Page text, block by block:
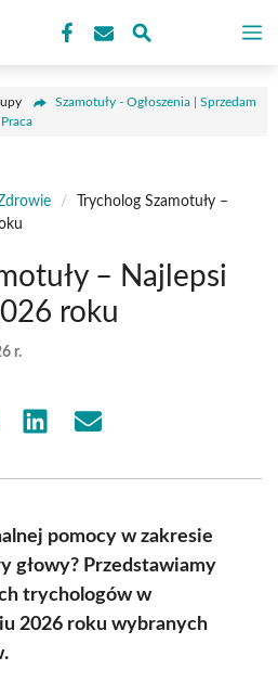
Szamotuły - Ogłoszenia | Sprzedam
/
Trycholog Szamotuły –
– Najlepsi
roku
r.
Share Share
pomocy w zakresie
głowy? Przedstawiamy
trychologów w
2026 roku wybranych